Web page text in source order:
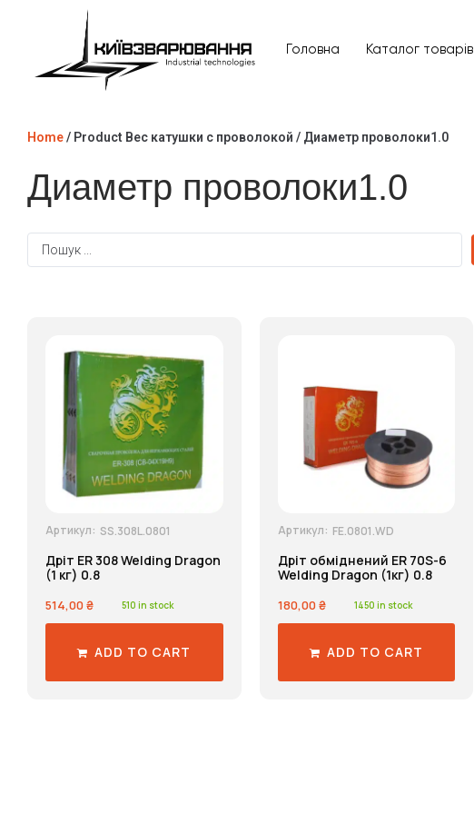
Головна Каталог товарів
Home/ Product Вес катушки с проволокой / Диаметр проволоки1.0
Диаметр проволоки1.0
Артикул: SS.308L.0801
Дріт ER 308 Welding Dragon
(1 кг) 0.8
514,00₴ 510 in stock
ADD TO CART
Артикул: FE.0801.WD
Дріт обміднений ER 70S-6
Welding Dragon (1кг) 0.8
180,00₴ 1450 in stock
ADD TO CART
Відгуки
Про нас
Блог
Контакти